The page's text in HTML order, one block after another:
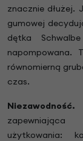
znacznie dłużej.
gumowej
dętka
napompowana.
równomierną
czas.
zapewniająca
użytkowania: